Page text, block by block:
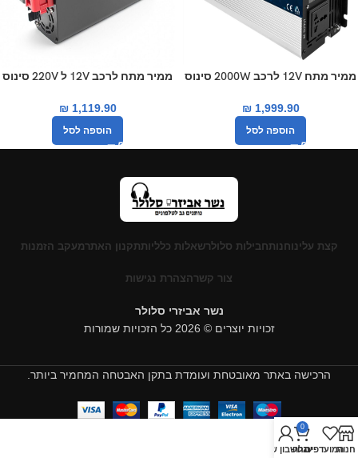
ממיר מתח 12V לרכב 2000W סינוס
₪1,999.90
הוספה לסל
ממיר מתח לרכב 12V ל 220V סינוס
₪1,119.90
הוספה לסל
קצת עלינוחנותחבילות סלולרשאלות כלליותתקנון האתרמעקב הזמנות
צור קשרהצהרת נגישות
נשר אביזרי סלולר
זכויות יוצרים © 2026 כל הזכויות שמורות
הרכישה באתר מאובטחת ועומדת בתקן האבטחה המחמיר ביותר.
חנותהמועדפים
0
עגלה
החשבון שלי